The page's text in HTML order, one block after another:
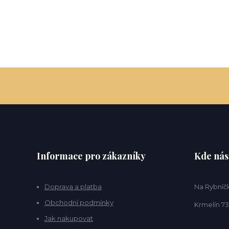
Informace pro zákazníky
Doprava a platba
Obchodní podmínky
Jak nakupovat
Kde
Na
Krmelín